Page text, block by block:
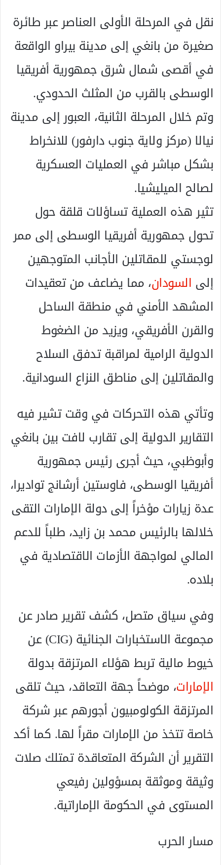
نقل في المرحلة الأولى العناصر عبر طائرة
صغيرة من بانغي إلى مدينة بيراو الواقعة
في أقصى شمال شرق جمهورية أفريقيا
الوسطى بالقرب من المثلث الحدودي.
وتم خلال المرحلة الثانية، العبور إلى مدينة
نيالا (مركز ولاية جنوب دارفور) للانخراط
بشكل مباشر في العمليات العسكرية
لصالح الميليشيا.
تثير هذه العملية تساؤلات قلقة حول
تحول جمهورية أفريقيا الوسطى إلى ممر
لوجستي للمقاتلين الأجانب المتوجهين
إلى السودان، مما يضاعف من تعقيدات
المشهد الأمني في منطقة الساحل
والقرن الأفريقي، ويزيد من الضغوط
الدولية الرامية لمراقبة تدفق السلاح
والمقاتلين إلى مناطق النزاع السودانية.
وتأتي هذه التحركات في وقت تشير فيه
التقارير الدولية إلى تقارب لافت بين بانغي
وأبوظبي، حيث أجرى رئيس جمهورية
أفريقيا الوسطى، فاوستين أرشانج تواديرا،
عدة زيارات مؤخراً إلى دولة الإمارات التقى
خلالها بالرئيس محمد بن زايد، طلباً للدعم
المالي لمواجهة الأزمات الاقتصادية في
بلاده.
وفي سياق متصل، كشف تقرير صادر عن
مجموعة الاستخبارات الجنائية (CIG) عن
خيوط مالية تربط هؤلاء المرتزقة بدولة
الإمارات، موضحاً جهة التعاقد، حيث تلقى
المرتزقة الكولومبيون أجورهم عبر شركة
خاصة تتخذ من الإمارات مقراً لها. كما أكد
التقرير أن الشركة المتعاقدة تمتلك صلات
وثيقة وموثقة بمسؤولين رفيعي
المستوى في الحكومة الإماراتية.
مسار الحرب